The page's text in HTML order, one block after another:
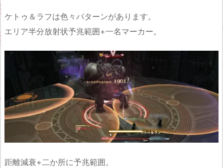
ケトゥ＆ラフは色々パターンがあります。
エリア半分放射状予兆範囲+一名マーカー。
距離減衰+二か所に予兆範囲。